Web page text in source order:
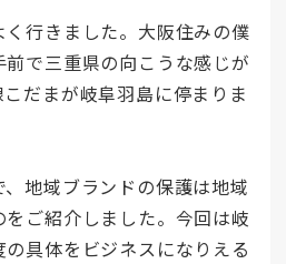
行きました。大阪住みの僕
で三重県の向こうな感じが
だまが岐阜羽島に停まりま
地域ブランドの保護は地域
ご紹介しました。今回は岐
具体をビジネスになりえる